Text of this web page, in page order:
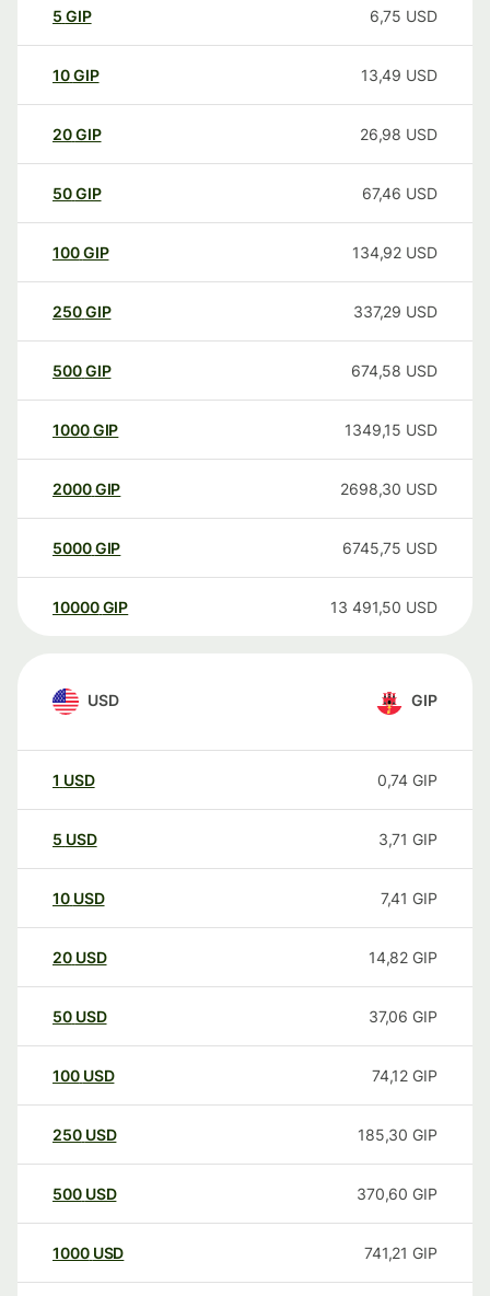
5 GIP 6,75 USD
10GIP 13,49 USD
20GIP 26,98 USD
50GIP 67,46 USD
100GIP 134,92 USD
250GIP 337,29 USD
500GIP 674,58 USD
1000GIP 1349,15 USD
2000GIP 2698,30 USD
5000GIP 6745,75 USD
10000 GIP 13 491,50 USD
USD GIP
1 USD 0,74 GIP
5 USD 3,71 GIP
10 USD 7,41 GIP
20 USD 14,82 GIP
50 USD 37,06 GIP
100 USD 74,12 GIP
250 USD 185,30 GIP
500 USD 370,60 GIP
1000 USD 741,21 GIP